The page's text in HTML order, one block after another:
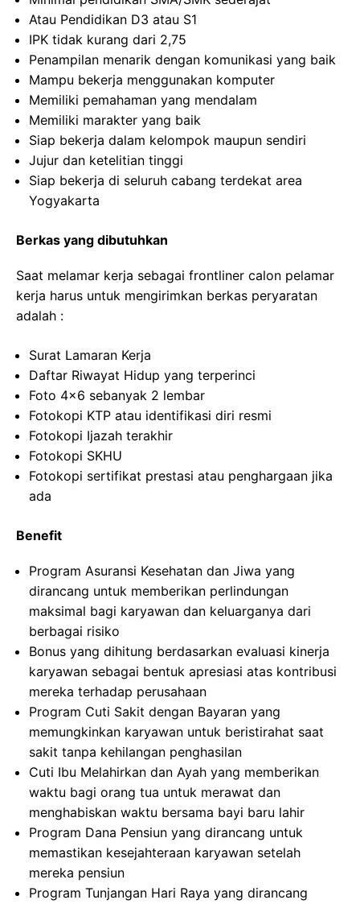
Atau Pendidikan D3 atau S1
IPK tidak kurang dari 2,75
Penampilan menarik dengan komunikasi yang baik
Mampu bekerja menggunakan komputer
Memiliki pemahaman yang mendalam
Memiliki marakter yang baik
Siap bekerja dalam kelompok maupun sendiri
Jujur dan ketelitian tinggi
Siap bekerja di seluruh cabang terdekat area
Yogyakarta
Berkas yang dibutuhkan
Saat melamar kerja sebagai frontliner calon pelamar
kerja harus untuk mengirimkan berkas peryaratan
adalah :
Surat Lamaran Kerja
Daftar Riwayat Hidup yang terperinci
Foto 4×6 sebanyak 2 lembar
Fotokopi KTP atau identifikasi diri resmi
Fotokopi Ijazah terakhir
Fotokopi SKHU
Fotokopi sertifikat prestasi atau penghargaan jika
ada
Benefit
Program Asuransi Kesehatan dan Jiwa yang
dirancang untuk memberikan perlindungan
maksimal bagi karyawan dan keluarganya dari
berbagai risiko
Bonus yang dihitung berdasarkan evaluasi kinerja
karyawan sebagai bentuk apresiasi atas kontribusi
mereka terhadap perusahaan
Program Cuti Sakit dengan Bayaran yang
memungkinkan karyawan untuk beristirahat saat
sakit tanpa kehilangan penghasilan
Cuti Ibu Melahirkan dan Ayah yang memberikan
waktu bagi orang tua untuk merawat dan
menghabiskan waktu bersama bayi baru lahir
Program Dana Pensiun yang dirancang untuk
memastikan kesejahteraan karyawan setelah
mereka pensiun
Program Tunjangan Hari Raya yang dirancang